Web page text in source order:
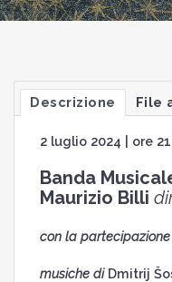
Descrizione File
2 luglio 2024 | ore
Banda
Maurizio Billi
con la
musiche di Dmitrij